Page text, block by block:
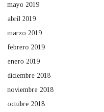
mayo 2019
abril 2019
marzo 2019
febrero 2019
enero 2019
diciembre 2018
noviembre 2018
octubre 2018